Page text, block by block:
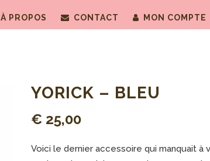
À PROPOS CONTACT MON COMPTE
YORICK – BLEU
€ 25,00
Voici le dernier accessoire qui manquait